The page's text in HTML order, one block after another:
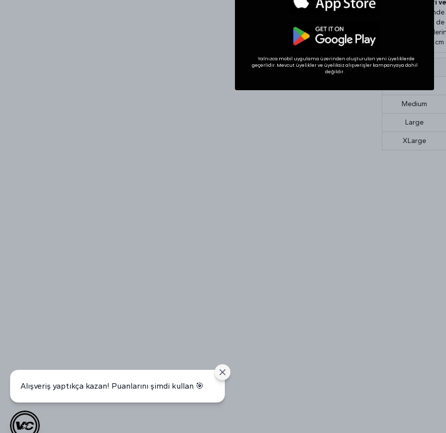
Beden Ölçüleri
Tekstil
gösterebilir. Siz
bir ürünün
Ölçülerde +1/-1
Beden
Medium
Large
XLarge
Alışveriş yaptıkça kazan! Puanlarını şimdi kullan 🎯
Yalnızca mobil uygulama üzerinden oluşturulan yeni üyeliklerde
geçerlidir. Mevcut üyelikler ve üyeliksiz alışverişler kampanyaya dahil
değildir.